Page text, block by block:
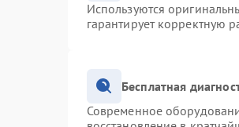
Используются
гарантирует корректную
Бесплатная
Современное